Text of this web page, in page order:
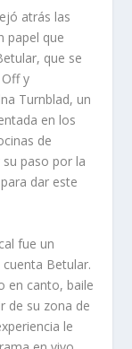
atrás las
papel que
que se
y
Turnblad, un
en los
de
su paso por la
dar este
fue un
Betular.
en canto, baile
de su zona de
le